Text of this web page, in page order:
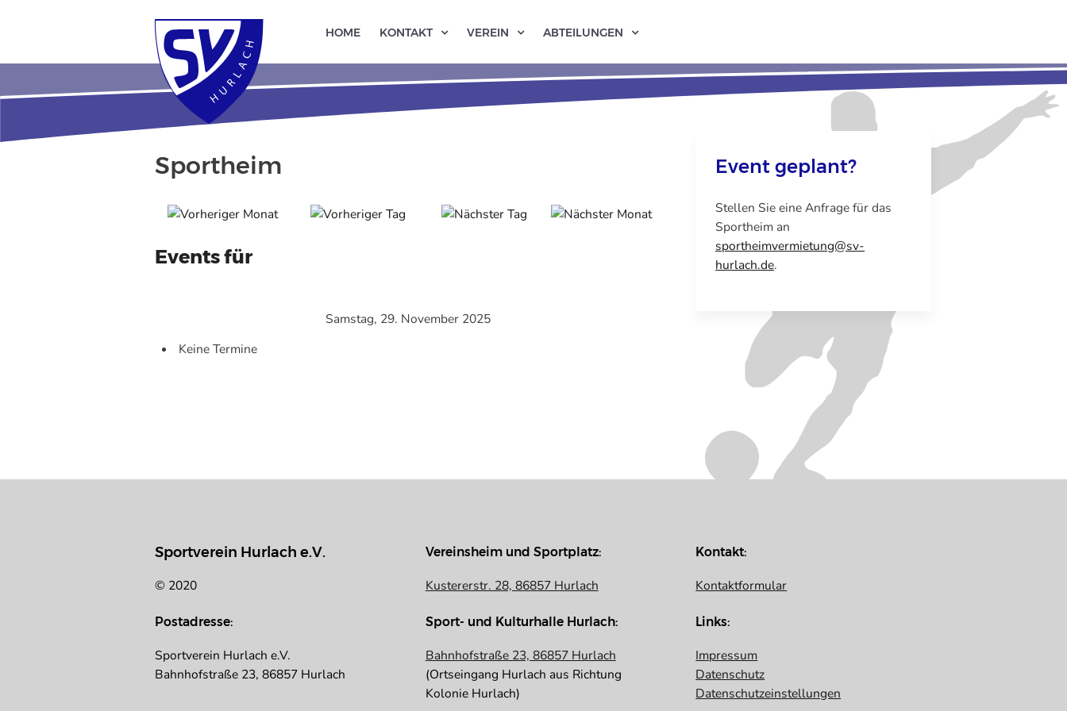
HOME KONTAKT VEREIN ABTEILUNGEN
Sportheim
Events für
Samstag, 29. November 2025
Keine Termine
Event geplant?
Stellen Sie eine Anfrage für das
Sportheim an
sportheimvermietung@sv-
hurlach.de.
Sportverein Hurlach e.V.
© 2020
Postadresse:
Sportverein Hurlach e.V.
Bahnhofstraße 23, 86857 Hurlach
Vereinsheim und Sportplatz:
Kustererstr. 28, 86857 Hurlach
Sport- und Kulturhalle Hurlach:
Bahnhofstraße 23, 86857 Hurlach
(Ortseingang Hurlach aus Richtung
Kolonie Hurlach)
Kontakt:
Kontaktformular
Links:
Impressum
Datenschutz
Datenschutzeinstellungen